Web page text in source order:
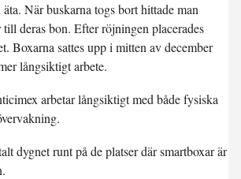
När buskarna togs bort hittade man
deras bon. Efter röjningen placerades
Boxarna sattes upp i mitten av december
långsiktigt arbete.
arbetar långsiktigt med både fysiska
dygnet runt på de platser där smartboxar är